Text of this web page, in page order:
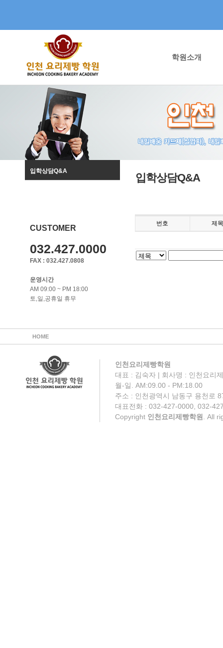
학원소개
입학상담Q&A
CUSTOMER
032.427.0000
FAX : 032.427.0808
운영시간
AM 09:00 ~ PM 18:00
토,일,공휴일 휴무
입학상담Q&A
번호 제목
HOME
인천요리제빵학원
대표 : 김숙자 | 회사명 : 인천요리
월-일. AM:09.00 - PM:18.00
주소 : 인천광역시 남동구 용천로
대표전화 : 032-427-0000, 032-
Copyright 인천요리제빵학원 . All